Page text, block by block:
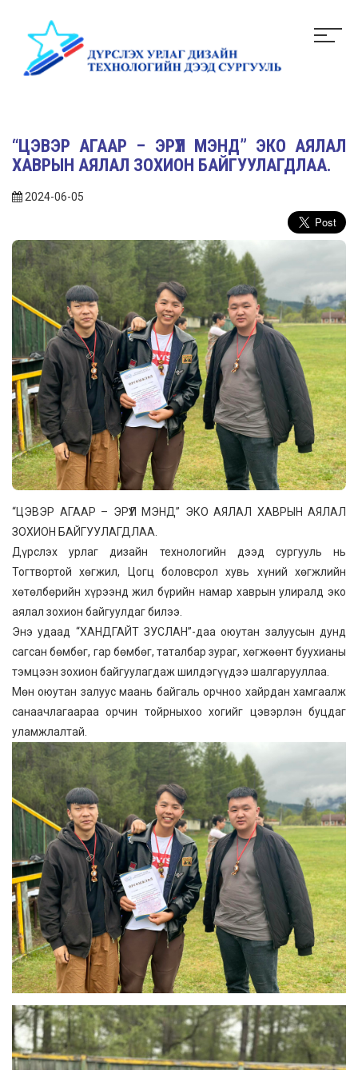
“ЦЭВЭР АГААР – ЭРҮҮЛ МЭНД” ЭКО АЯЛАЛ
ХАВРЫН АЯЛАЛ ЗОХИОН БАЙГУУЛАГДЛАА.
2024-06-05
“ЦЭВЭР АГААР – ЭРҮҮЛ МЭНД” ЭКО АЯЛАЛ ХАВРЫН АЯЛАЛ
ЗОХИОН БАЙГУУЛАГДЛАА.
Дүрслэх урлаг дизайн технологийн дээд сургууль нь
Тогтвортой хөгжил, Цогц боловсрол хувь хүний хөгжлийн
хөтөлбөрийн хүрээнд жил бүрийн намар хаврын улиралд эко
аялал зохион байгуулдаг билээ.
Энэ удаад “ХАНДГАЙТ ЗУСЛАН”-даа оюутан залуусын дунд
сагсан бөмбөг, гар бөмбөг, таталбар зураг, хөгжөөнт буухианы
тэмцээн зохион байгуулагдаж шилдэгүүдээ шалгарууллаа.
Мөн оюутан залуус маань байгаль орчноо хайрдан хамгаалж
санаачлагаараа орчин тойрныхоо хогийг цэвэрлэн буцдаг
уламжлалтай.